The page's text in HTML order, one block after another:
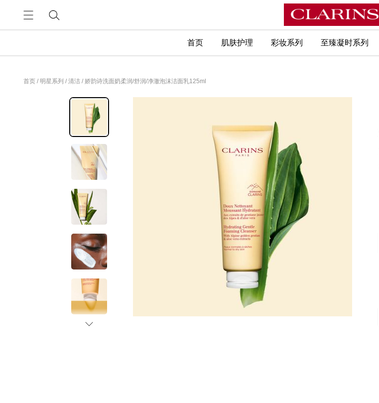
首页 肌肤护理 彩妆系列 至臻凝时系列
首页 / 明星系列 / 清洁 / 娇韵诗洗面奶柔润/舒润/净澈泡沫洁面乳125ml